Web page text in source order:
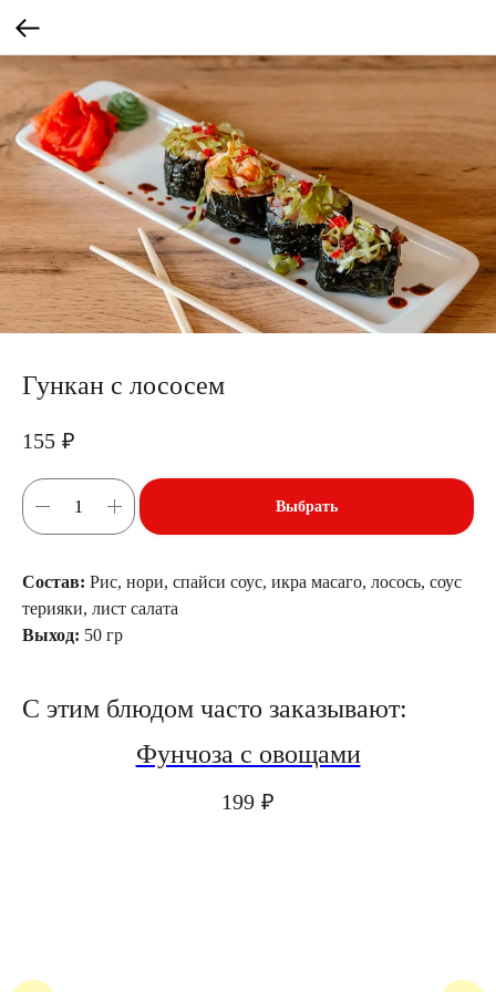
Гункан с лососем
155 ₽
Выбрать
Состав: Рис, нори, спайси соус, икра масаго, лосось, соус
терияки, лист салата
Выход: 50 гр
С этим блюдом часто заказывают:
Фунчоза с овощами
199 ₽